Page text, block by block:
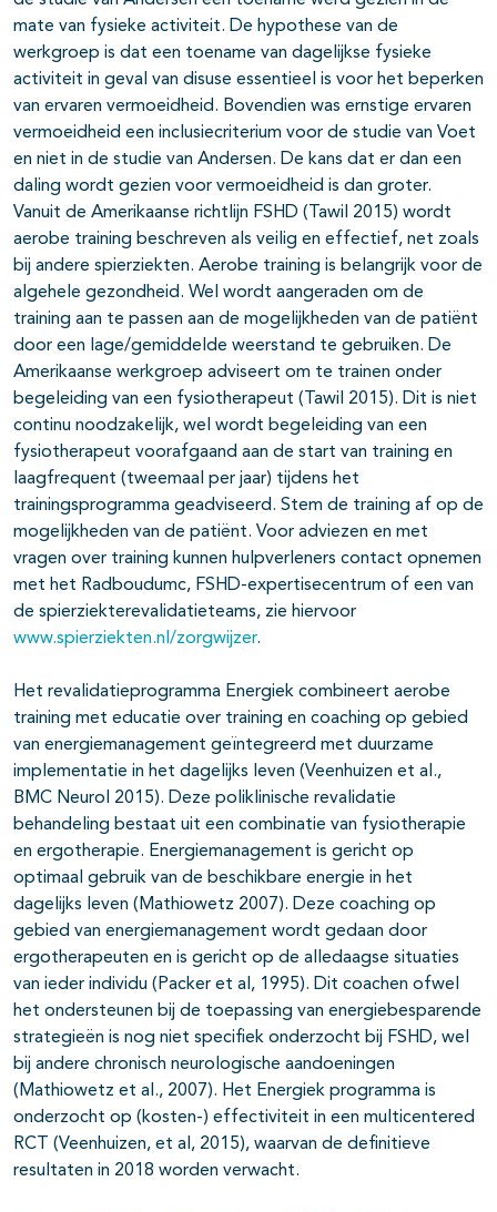
mate van fysieke activiteit. De hypothese van de
werkgroep is dat een toename van dagelijkse fysieke
activiteit in geval van disuse essentieel is voor het beperken
van ervaren vermoeidheid. Bovendien was ernstige ervaren
vermoeidheid een inclusiecriterium voor de studie van Voet
en niet in de studie van Andersen. De kans dat er dan een
daling wordt gezien voor vermoeidheid is dan groter.
Vanuit de Amerikaanse richtlijn FSHD (Tawil 2015) wordt
aerobe training beschreven als veilig en effectief, net zoals
bij andere spierziekten. Aerobe training is belangrijk voor de
algehele gezondheid. Wel wordt aangeraden om de
training aan te passen aan de mogelijkheden van de patiënt
door een lage/gemiddelde weerstand te gebruiken. De
Amerikaanse werkgroep adviseert om te trainen onder
begeleiding van een fysiotherapeut (Tawil 2015). Dit is niet
continu noodzakelijk, wel wordt begeleiding van een
fysiotherapeut voorafgaand aan de start van training en
laagfrequent (tweemaal per jaar) tijdens het
trainingsprogramma geadviseerd. Stem de training af op de
mogelijkheden van de patiënt. Voor adviezen en met
vragen over training kunnen hulpverleners contact opnemen
met het Radboudumc, FSHD-expertisecentrum of een van
de spierziekterevalidatieteams, zie hiervoor
www.spierziekten.nl/zorgwijzer.
Het revalidatieprogramma Energiek combineert aerobe
training met educatie over training en coaching op gebied
van energiemanagement geïntegreerd met duurzame
implementatie in het dagelijks leven (Veenhuizen et al.,
BMC Neurol 2015). Deze poliklinische revalidatie
behandeling bestaat uit een combinatie van fysiotherapie
en ergotherapie. Energiemanagement is gericht op
optimaal gebruik van de beschikbare energie in het
dagelijks leven (Mathiowetz 2007). Deze coaching op
gebied van energiemanagement wordt gedaan door
ergotherapeuten en is gericht op de alledaagse situaties
van ieder individu (Packer et al, 1995). Dit coachen ofwel
het ondersteunen bij de toepassing van energiebesparende
strategieën is nog niet specifiek onderzocht bij FSHD, wel
bij andere chronisch neurologische aandoeningen
(Mathiowetz et al., 2007). Het Energiek programma is
onderzocht op (kosten-) effectiviteit in een multicentered
RCT (Veenhuizen, et al, 2015), waarvan de definitieve
resultaten in 2018 worden verwacht.